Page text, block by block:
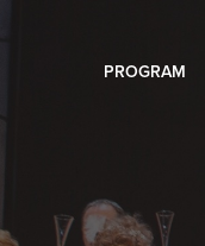
PROGRAM